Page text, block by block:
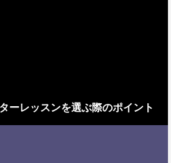
ーレッスンを選ぶ際のポイント